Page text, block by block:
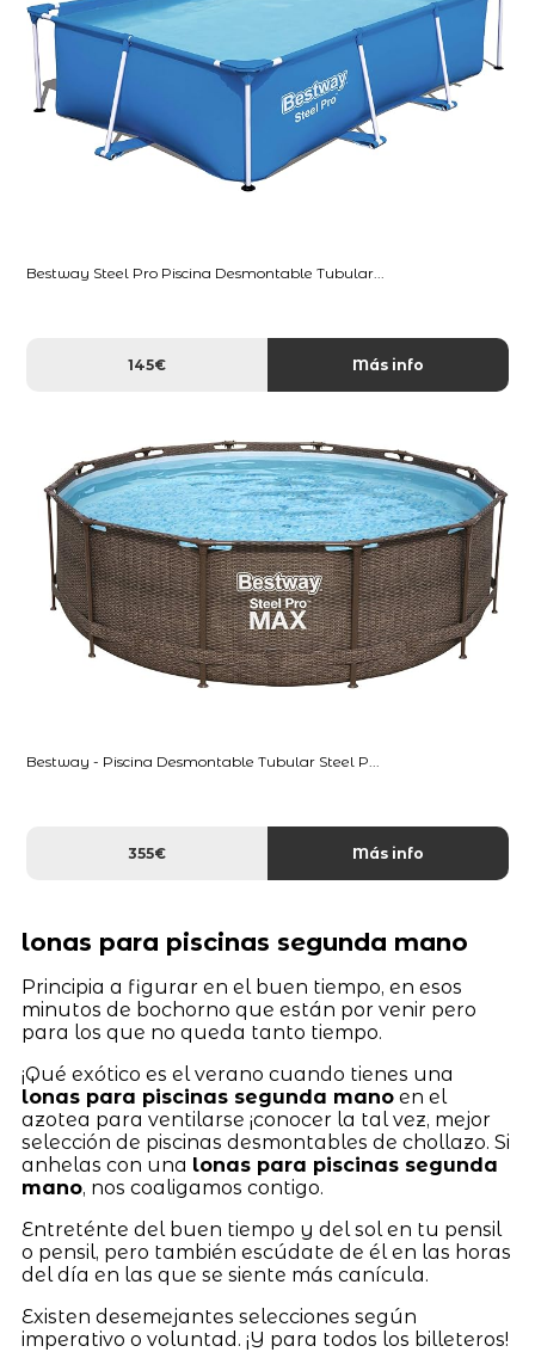
Bestway Steel Pro Piscina Desmontable Tubular...
145€ Más info
Bestway - Piscina Desmontable Tubular Steel P...
355€ Más info
lonas para piscinas segunda mano
Principia a figurar en el buen tiempo, en esos
minutos de bochorno que están por venir pero
para los que no queda tanto tiempo.
¡Qué exótico es el verano cuando tienes una
lonas para piscinas segunda manoen el
azotea para ventilarse ¡conocer la tal vez, mejor
selección de piscinas desmontables de chollazo. Si
anhelas con una lonas para piscinas segunda
mano, nos coaligamos contigo.
Entreténte del buen tiempo y del sol en tu pensil
o pensil, pero también escúdate de él en las horas
del día en las que se siente más canícula.
Existen desemejantes selecciones según
imperativo o voluntad. ¡Y para todos los billeteros!